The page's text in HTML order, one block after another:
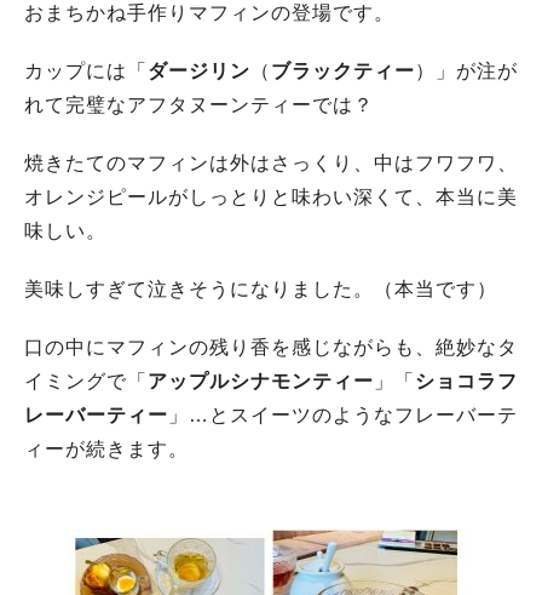
おまちかね手作りマフィンの登場です。
カップには「 ダージリン （ ブラックティー）」が注が
れて完璧なアフタヌーンティーでは？
焼きたてのマフィンは外はさっくり、中はフワフワ、
オレンジピールがしっとりと味わい深くて、本当に美
味しい。
美味しすぎて泣きそうになりました。（本当です）
口の中にマフィンの残り香を感じながらも、絶妙なタ
イミングで「 アップルシナモンティー 」「 ショコラフ
レーバーティー 」…とスイーツのようなフレーバーテ
ィーが続きます。